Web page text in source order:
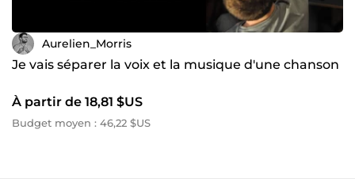
Aurelien_Morris
Je vais séparer la voix et la musique d'une chanson
À partir de 18,81 $US
Budget moyen : 46,22 $US